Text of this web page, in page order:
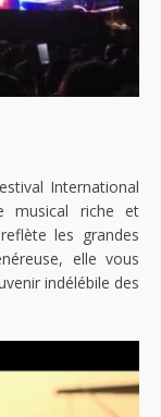
International
musical riche et
les grandes
elle vous
indélébile des